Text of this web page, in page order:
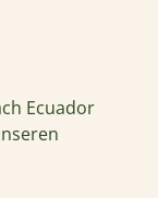
Ecuador